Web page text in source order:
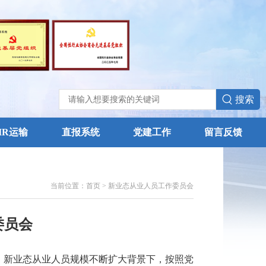
搜索
运输 直报系统 党建工作 留言反馈
当前位置：首页 > 新业态从业人员工作委员会
员会
业态从业人员规模不断扩大背景下，按照党